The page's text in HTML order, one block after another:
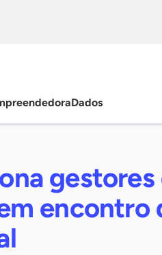
Dados
gestores
encontro